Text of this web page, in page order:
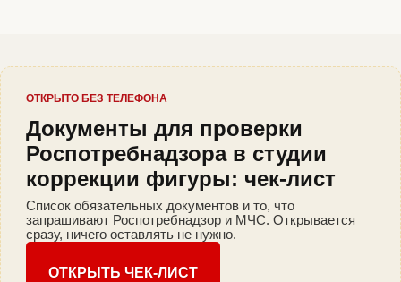
ОТКРЫТО БЕЗ ТЕЛЕФОНА
Документы для проверки
Роспотребнадзора в студии
коррекции фигуры: чек-лист
Список обязательных документов и то, что
запрашивают Роспотребнадзор и МЧС. Открывается
сразу, ничего оставлять не нужно.
ОТКРЫТЬ ЧЕК-ЛИСТ